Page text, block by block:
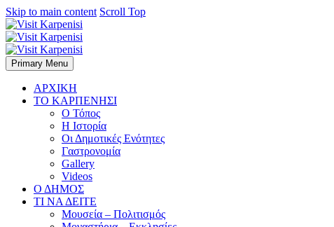
Skip to main content Scroll Top
Primary Menu
ΑΡΧΙΚΗ
ΤΟ ΚΑΡΠΕΝΗΣΙ
Ο Τόπος
Η Ιστορία
Οι Δημοτικές Ενότητες
Γαστρονομία
Gallery
Videos
Ο ΔΗΜΟΣ
ΤΙ ΝΑ ΔΕΙΤΕ
Μουσεία – Πολιτισμός